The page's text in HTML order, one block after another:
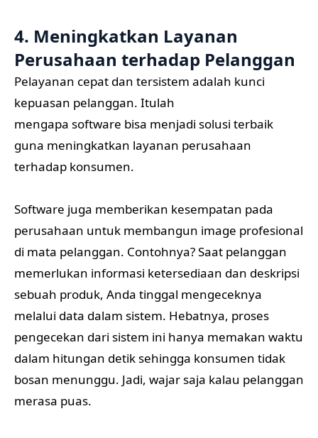
4. Meningkatkan Layanan
Perusahaan terhadap Pelanggan
Pelayanan cepat dan tersistem adalah kunci
kepuasan pelanggan. Itulah
mengapa software bisa menjadi solusi terbaik
guna meningkatkan layanan perusahaan
terhadap konsumen.
Software juga memberikan kesempatan pada
perusahaan untuk membangun image profesional
di mata pelanggan. Contohnya? Saat pelanggan
memerlukan informasi ketersediaan dan deskripsi
sebuah produk, Anda tinggal mengeceknya
melalui data dalam sistem. Hebatnya, proses
pengecekan dari sistem ini hanya memakan waktu
dalam hitungan detik sehingga konsumen tidak
bosan menunggu. Jadi, wajar saja kalau pelanggan
merasa puas.